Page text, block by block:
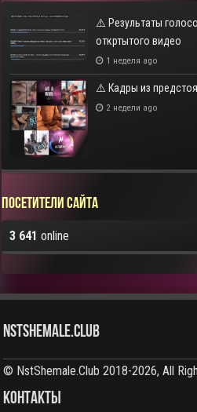
⚠️ Результаты
откртытого видео
1 неделя ago
⚠️ Кадры из
2 недели ago
Посетители сайта
3 641 online
NstShemale.Club
© NstShemale.Club 2018-2026, All
КОНТАКТЫ